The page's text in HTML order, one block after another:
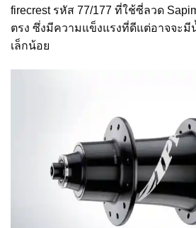
firecrest รหัส 77/177 ที่ใช้ซี่ลวด
ตรง ซึ่งมีความแข็งแรงที่ดีแต่อาจจะ
เล็กน้อย